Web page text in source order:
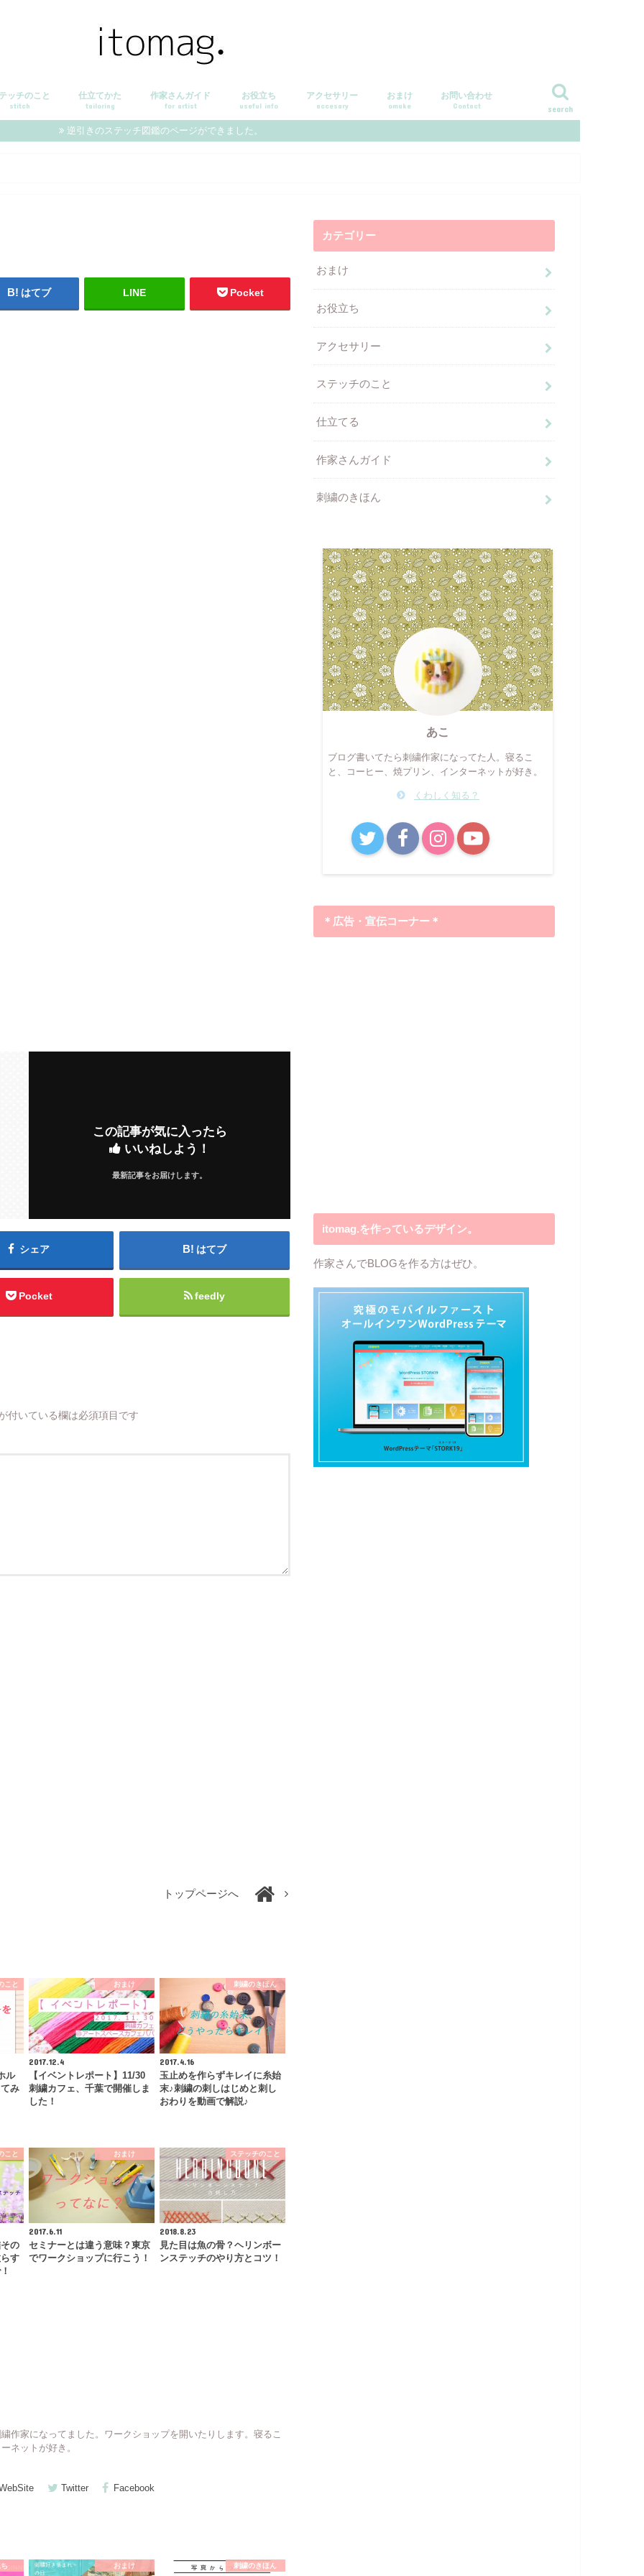
search
ッチのこと
stitch
仕立てかた
tailoring
作家さんガイド
for artist
お役立ち
useful info
アクセサリー
accesary
おまけ
omake
お問い合わせ
Contact
逆引きのステッチ図鑑のページができました。
はてブ LINE Pocket
この記事が気に入ったら
いいねしよう！
最新記事をお届けします。
シェア はてブ
Pocket feedly
付いている欄は必須項目です
トップページへ
こと
ル
み
おまけ
2017.12.4
【イベントレポート】11/30
刺繍カフェ、千葉で開催しま
した！
刺繍のきほん
2017.4.16
玉止めを作らずキレイに糸始
末♪刺繍の刺しはじめと刺し
おわりを動画で解説♪
こと
の
す
おまけ
2017.6.11
セミナーとは違う意味？東京
でワークショップに行こう！
ステッチのこと
2018.8.23
見た目は魚の骨？ヘリンボー
ンステッチのやり方とコツ！
作家になってました。ワークショップを開いたりします。寝るこ
ネットが好き。
Twitter Facebook
おまけ 刺繍のきほん
カテゴリー
おまけ
お役立ち
アクセサリー
ステッチのこと
仕立てる
作家さんガイド
刺繍のきほん
あこ
ブログ書いてたら刺繍作家になってた人。寝るこ
と、コーヒー、焼プリン、インターネットが好き。
くわしく知る？
＊広告・宣伝コーナー＊
itomag.を作っているデザイン。
作家さんでBLOGを作る方はぜひ。